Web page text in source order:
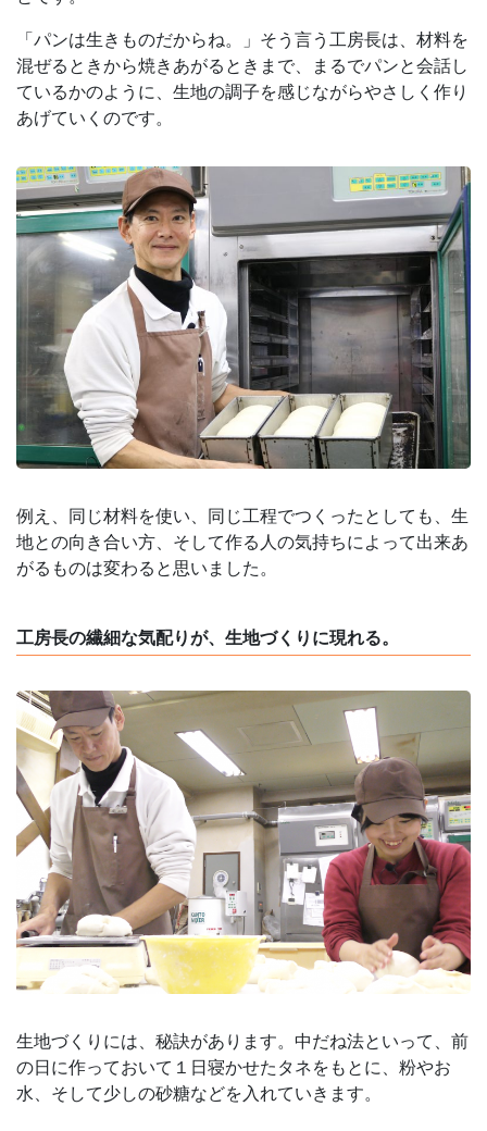
「パンは生きものだからね。」そう言う工房長は、材料を
混ぜるときから焼きあがるときまで、まるでパンと会話し
ているかのように、生地の調子を感じながらやさしく作り
あげていくのです。
例え、同じ材料を使い、同じ工程でつくったとしても、生
地との向き合い方、そして作る人の気持ちによって出来あ
がるものは変わると思いました。
工房長の繊細な気配りが、生地づくりに現れる。
生地づくりには、秘訣があります。中だね法といって、前
の日に作っておいて１日寝かせたタネをもとに、粉やお
水、そして少しの砂糖などを入れていきます。